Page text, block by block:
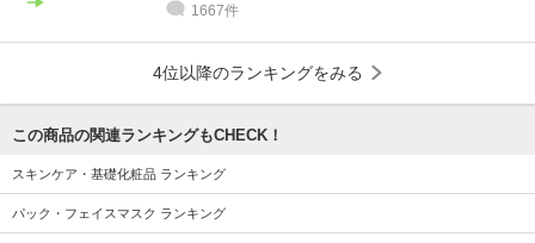
1667件
4位以降のランキングをみる
この商品の関連ランキングもCHECK！
スキンケア・基礎化粧品 ランキング
パック・フェイスマスク ランキング